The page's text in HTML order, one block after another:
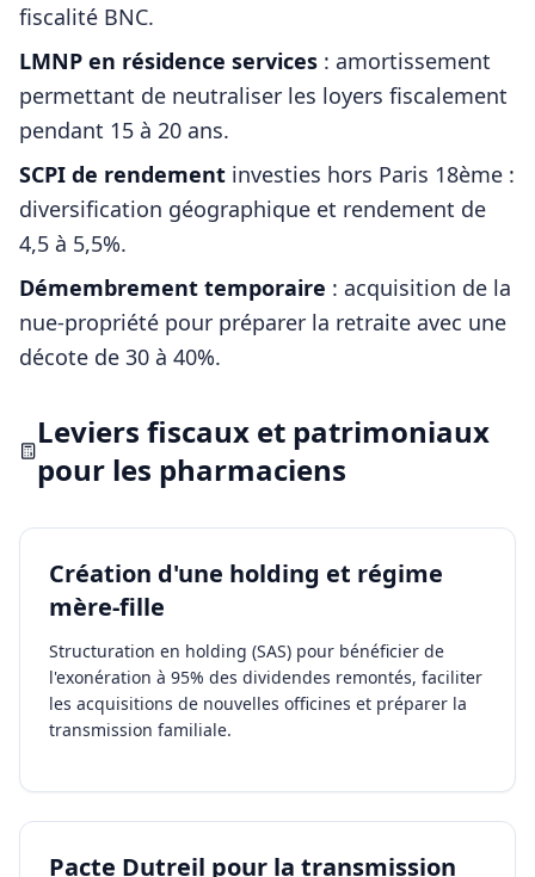
fiscalité BNC.
LMNP en résidence services : amortissement
permettant de neutraliser les loyers fiscalement
pendant 15 à 20 ans.
SCPI de rendement investies hors Paris 18ème :
diversification géographique et rendement de
4,5 à 5,5%.
Démembrement temporaire : acquisition de la
nue-propriété pour préparer la retraite avec une
décote de 30 à 40%.
Leviers fiscaux et patrimoniaux
pour les pharmaciens
Création d'une holding et régime
mère-fille
Structuration en holding (SAS) pour bénéficier de
l'exonération à 95% des dividendes remontés, faciliter
les acquisitions de nouvelles officines et préparer la
transmission familiale.
Pacte Dutreil pour la transmission